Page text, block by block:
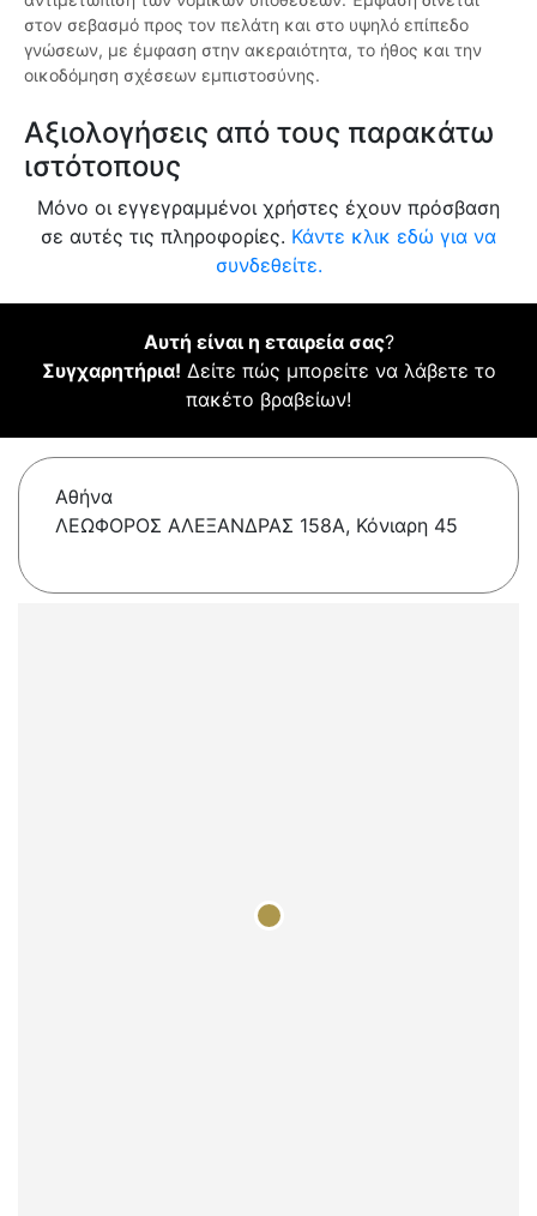
στον σεβασμό προς τον πελάτη και στο υψηλό επίπεδο
γνώσεων, με έμφαση στην ακεραιότητα, το ήθος και την
οικοδόμηση σχέσεων εμπιστοσύνης.
Αξιολογήσεις από τους παρακάτω
ιστότοπους
Μόνο οι εγγεγραμμένοι χρήστες έχουν πρόσβαση
σε αυτές τις πληροφορίες. Κάντε κλικ εδώ για να
συνδεθείτε.
Αυτή είναι η εταιρεία σας?
Συγχαρητήρια! Δείτε πώς μπορείτε να λάβετε το
πακέτο βραβείων!
Αθήνα
ΛΕΩΦΟΡΟΣ ΑΛΕΞΑΝΔΡΑΣ 158Α, Κόνιαρη 45